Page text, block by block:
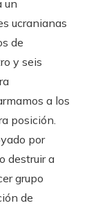
un
ucranianas
de
y seis
a los
posición.
por
destruir a
grupo
de